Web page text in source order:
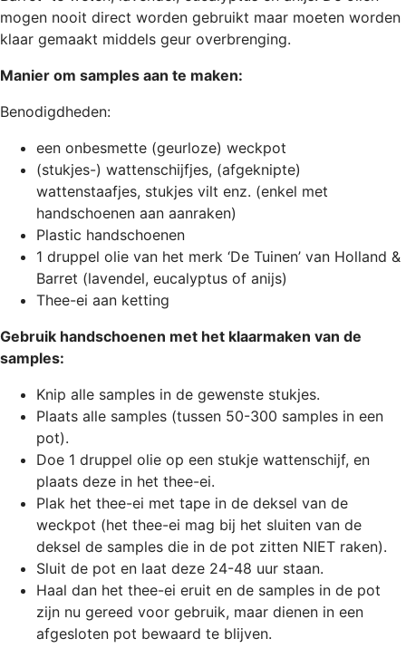
mogen nooit direct worden gebruikt maar moeten worden
klaar gemaakt middels geur overbrenging.
Manier om samples aan te maken:
Benodigdheden:
een onbesmette (geurloze) weckpot
(stukjes-) wattenschijfjes, (afgeknipte)
wattenstaafjes, stukjes vilt enz. (enkel met
handschoenen aan aanraken)
Plastic handschoenen
1 druppel olie van het merk ‘De Tuinen’ van Holland &
Barret (lavendel, eucalyptus of anijs)
Thee-ei aan ketting
Gebruik handschoenen met het klaarmaken van de
samples:
Knip alle samples in de gewenste stukjes.
Plaats alle samples (tussen 50-300 samples in een
pot).
Doe 1 druppel olie op een stukje wattenschijf, en
plaats deze in het thee-ei.
Plak het thee-ei met tape in de deksel van de
weckpot (het thee-ei mag bij het sluiten van de
deksel de samples die in de pot zitten NIET raken).
Sluit de pot en laat deze 24-48 uur staan.
Haal dan het thee-ei eruit en de samples in de pot
zijn nu gereed voor gebruik, maar dienen in een
afgesloten pot bewaard te blijven.